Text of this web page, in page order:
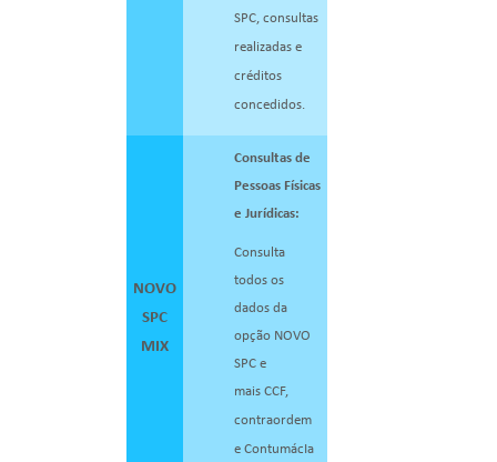
SPC, consultas
realizadas e
créditos
concedidos.
NOVO
SPC
MIX
Consultas de
Pessoas Físicas
e Jurídicas:
Consulta
todos os
dados da
opção NOVO
SPC e
maisCCF,
contraordem
e ContumácIa